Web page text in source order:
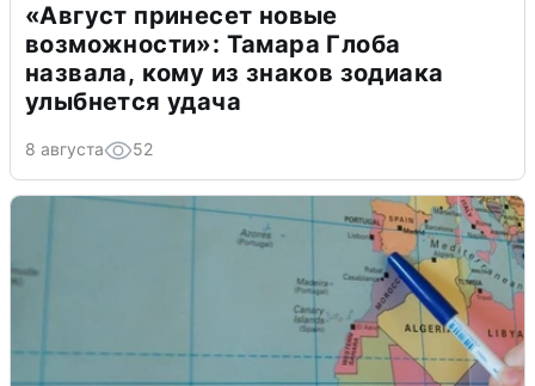
«Август принесет новые
возможности»: Тамара Глоба
назвала, кому из знаков зодиака
улыбнется удача
8 августа 52